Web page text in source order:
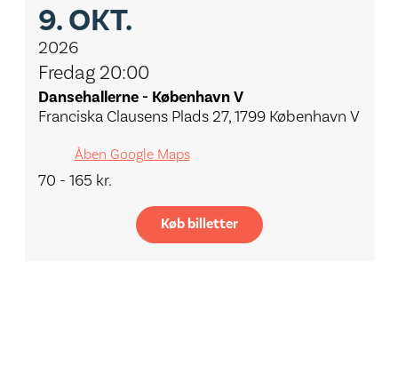
9.OKT.
2026
Fredag 20:00
Dansehallerne - København V
Franciska Clausens Plads 27, 1799 København V
Åben Google Maps
70 - 165 kr.
Køb billetter